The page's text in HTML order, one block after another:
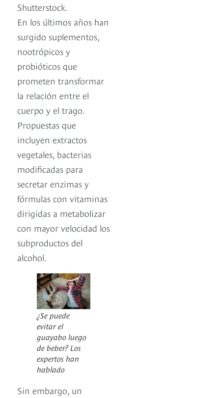
Shutterstock.
En los últimos años han
surgido suplementos,
nootrópicos y
probióticos que
prometen transformar
la relación entre el
cuerpo y el trago.
Propuestas que
incluyen extractos
vegetales, bacterias
modificadas para
secretar enzimas y
fórmulas con vitaminas
dirigidas a metabolizar
con mayor velocidad los
subproductos del
alcohol.
¿Se puede
evitar el
guayabo luego
de beber? Los
expertos han
hablado
Sin embargo, un